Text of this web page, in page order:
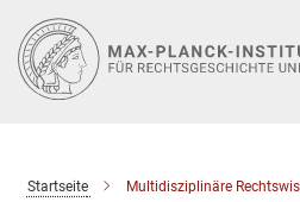
Hauptinhalt
Startseite Multidisziplinäre